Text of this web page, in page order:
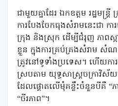
ជាមួយគ្នាដែរ ឯកឧត្តម រដ្ឋមន្ត្
ការបែងចែកធុងសំរាមនេះជា ក
ក្រុង និងស្រុក ដើម្បីជំរុញ ភាពស្
ខ្លួន ក្នុងការគ្រប់គ្រងសំរាម
ត្រូវនៅទូទាំងប្រទេស។ ហើយកា
ស្របតាម យុទ្ធសាស្ត្រចក្រាវិ
ដែលផ្តោតលើមុំគន្លឹះចំនួនបីគឺ “ភ
“ចីរភាព”។